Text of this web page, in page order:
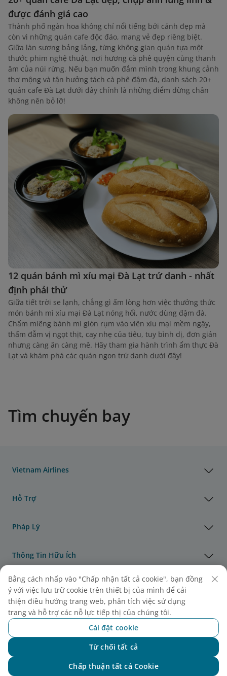
được đánh giá cao
Thành phố ngàn hoa không chỉ nổi tiếng bởi cảnh đẹp mà
còn vì những quán cafe độc đáo, mang vẻ đẹp riêng biệt.
Giữa làn sương bảng lảng, từng không gian quán tựa một
thước phim nghệ thuật, nơi hương cà phê quyện cùng thanh
âm của núi rừng. Nếu bạn muốn đắm mình trong khung cảnh
thơ mộng và tận hưởng tách cà phê đậm đà, danh sách 20+
quán cafe Đà Lạt dưới đây chính là những điểm dừng chân
không nên bỏ lỡ!
12 quán bánh mì xíu mại Đà Lạt trứ danh - nhất
định phải thử
Giữa tiết trời se lạnh, chẳng gì ấm lòng hơn việc thưởng thức
món bánh mì xíu mại Đà Lạt nóng hổi, nước dùng đậm đà.
Chấm miếng bánh mì giòn rụm vào viên xíu mại mềm ngậy,
thấm đẫm vị ngọt thịt, cay nhẹ của tiêu, tuy bình dị, đơn giản
nhưng càng ăn càng mê. Hãy tham gia hành trình ẩm thực Đà
Lạt và khám phá các quán ngon trứ danh dưới đây!
Tìm chuyến bay
Vietnam Airlines
Hỗ Trợ
Pháp Lý
Thông Tin Hữu Ích
Đại lý & Đối tác
Vận Tải Hàng Hóa
Giải thưởng của Vietnam Airlines
Bằng cách nhấp vào "Chấp nhận tất cả cookie", bạn đồng
ý với việc lưu trữ cookie trên thiết bị của mình để cải
thiện điều hướng trang web, phân tích việc sử dụng
trang và hỗ trợ các nỗ lực tiếp thị của chúng tôi.
Cài đặt cookie
Từ chối tất cả
Chấp thuận tất cả Cookie